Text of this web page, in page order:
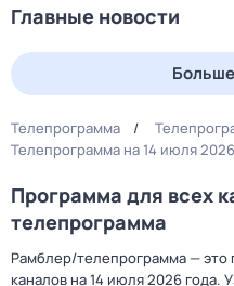
Главные новости
Телепрограмма
Телепрограмма на 14 июля
Программа для всех
телепрограмма
Рамблер/телепрограмма — это
каналов на 14 июля 2026 года.